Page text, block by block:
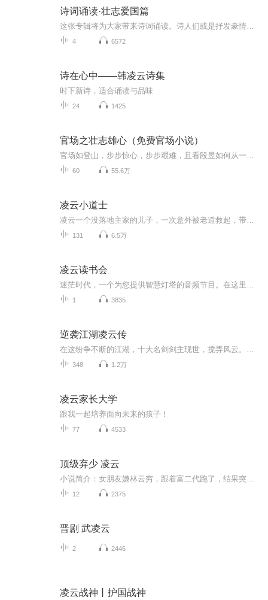
诗词诵读·壮志爱国篇
4 6572
诗在心中——韩凌云诗集
时下新诗，适合诵读与品味
24 1425
官场之壮志雄心（免费官场小说）
60 55.6万
凌云小道士
131 6.5万
凌云读书会
1 3835
逆袭江湖凌云传
348 1.2万
凌云家长大学
跟我一起培养面向未来的孩子！
77 4533
顶级弃少 凌云
12 2375
晋剧 武凌云
2 2446
凌云战神丨护国战神